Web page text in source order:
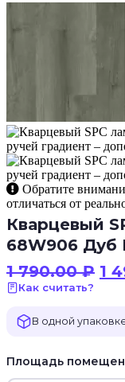
Обратите
отличаться от
Кварцевый
68W906 Дуб
1 790.00₽ 1
Как считать?
В одной
Площадь